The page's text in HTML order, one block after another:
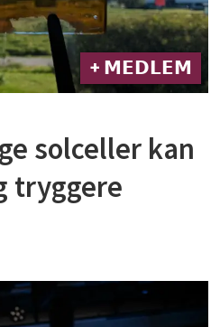
+ 𝗠𝗘𝗗𝗟𝗘𝗠
solceller kan
tryggere